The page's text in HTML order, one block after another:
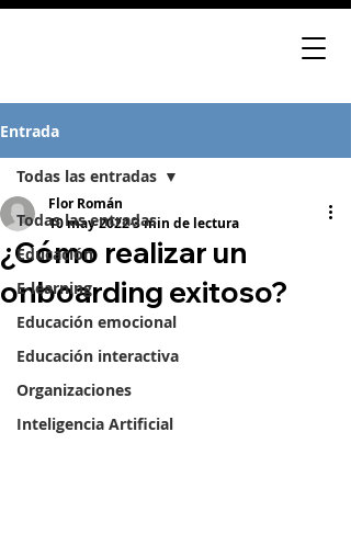
Entrada
Todas las entradas
Educación
E-learning
Educación emocional
Educación interactiva
Organizaciones
Inteligencia Artificial
Todas las entradas
¿Cómo realizar un
onboarding exitoso?
Flor Román
10 may 20223 min de lectura